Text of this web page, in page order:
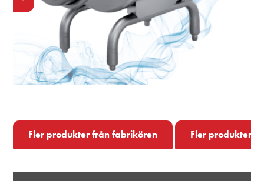
Fler produkter från fabrikören Fler produkter